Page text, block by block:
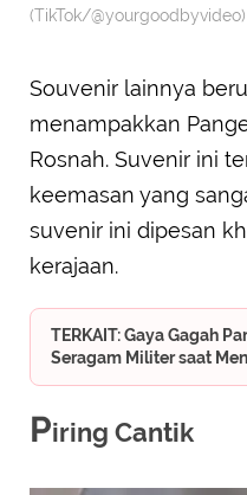
(TikTok/@yourgoodbyvideo)
Souvenir lainnya
menampakkan
Rosnah. Suvenir ini
keemasan yang
suvenir ini dipesan
kerajaan.
TERKAIT: Gaya Gagah
Seragam Militer saat
Piring Cantik